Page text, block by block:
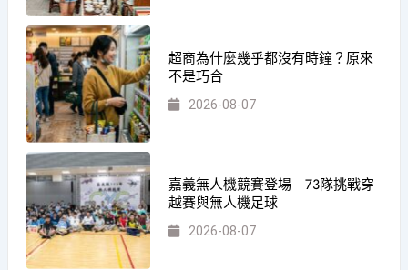
超商為什麼幾乎都沒有時鐘？原來
不是巧合
2026-08-07
嘉義無人機競賽登場 73隊挑戰穿
越賽與無人機足球
2026-08-07